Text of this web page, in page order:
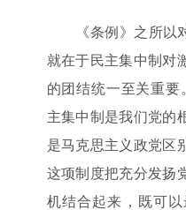
《条例》之所以对
就在于民主集中制对
的团结统一至关重要
主集中制是我们党的
是马克思主义政党区
这项制度把充分发扬
机结合起来，既可